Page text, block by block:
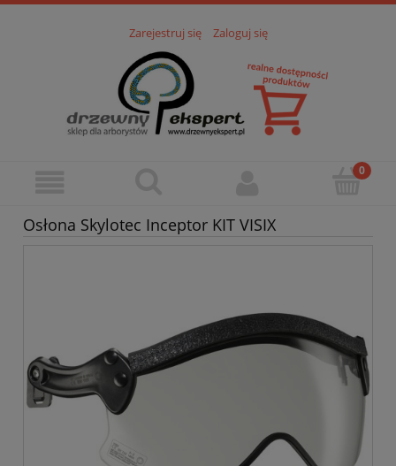
Zarejestruj się Zaloguj się
Osłona Skylotec Inceptor KIT VISIX